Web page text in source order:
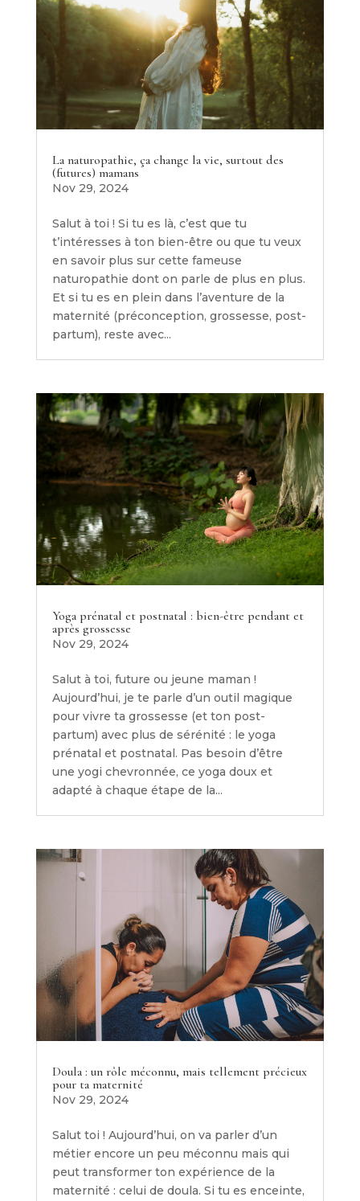
La naturopathie, ça change la vie, surtout des
(futures) mamans
Nov 29, 2024
Salut à toi ! Si tu es là, c’est que tu
t’intéresses à ton bien-être ou que tu veux
en savoir plus sur cette fameuse
naturopathie dont on parle de plus en plus.
Et si tu es en plein dans l’aventure de la
maternité (préconception, grossesse, post-
partum), reste avec...
Yoga prénatal et postnatal : bien-être pendant et
après grossesse
Nov 29, 2024
Salut à toi, future ou jeune maman !
Aujourd’hui, je te parle d’un outil magique
pour vivre ta grossesse (et ton post-
partum) avec plus de sérénité : le yoga
prénatal et postnatal. Pas besoin d’être
une yogi chevronnée, ce yoga doux et
adapté à chaque étape de la...
Doula : un rôle méconnu, mais tellement précieux
pour ta maternité
Nov 29, 2024
Salut toi ! Aujourd’hui, on va parler d’un
métier encore un peu méconnu mais qui
peut transformer ton expérience de la
maternité : celui de doula. Si tu es enceinte,